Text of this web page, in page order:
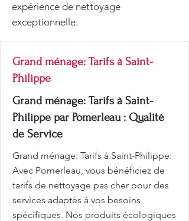
expérience de nettoyage
exceptionnelle.
Grand ménage: Tarifs à Saint-
Philippe
Grand ménage: Tarifs à Saint-
Philippe par Pomerleau : Qualité
de Service
Grand ménage: Tarifs à Saint-Philippe:
Avec Pomerleau, vous bénéficiez de
tarifs de nettoyage pas cher pour des
services adaptés à vos besoins
spécifiques. Nos produits écologiques